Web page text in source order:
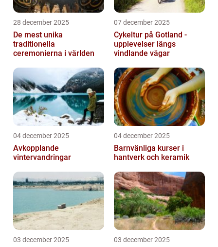
28 december 2025
De mest unika
traditionella
ceremonierna i världen
07 december 2025
Cykeltur på Gotland -
upplevelser längs
vindlande vägar
04 december 2025
Avkopplande
vintervandringar
04 december 2025
Barnvänliga kurser i
hantverk och keramik
03 december 2025 03 december 2025